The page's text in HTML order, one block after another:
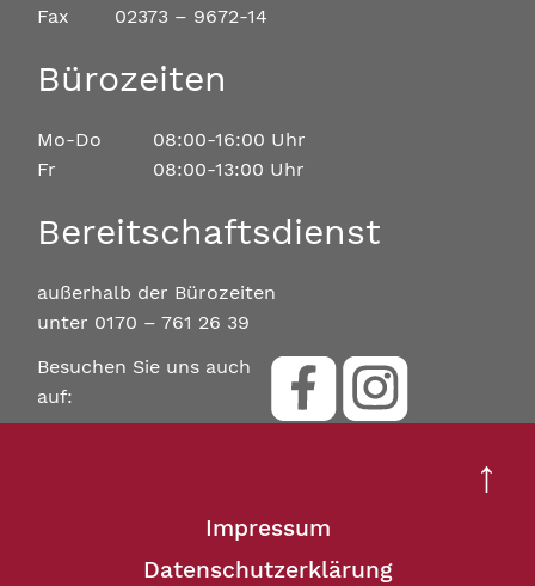
Fax
02373 – 9672-14
Bürozeiten
Mo-Do
08:00-16:00 Uhr
Fr
08:00-13:00 Uhr
Bereitschaftsdienst
außerhalb der Bürozeiten
unter 0170 – 761 26 39
Besuchen Sie uns auch
auf:
↑
Impressum
Datenschutzerklärung